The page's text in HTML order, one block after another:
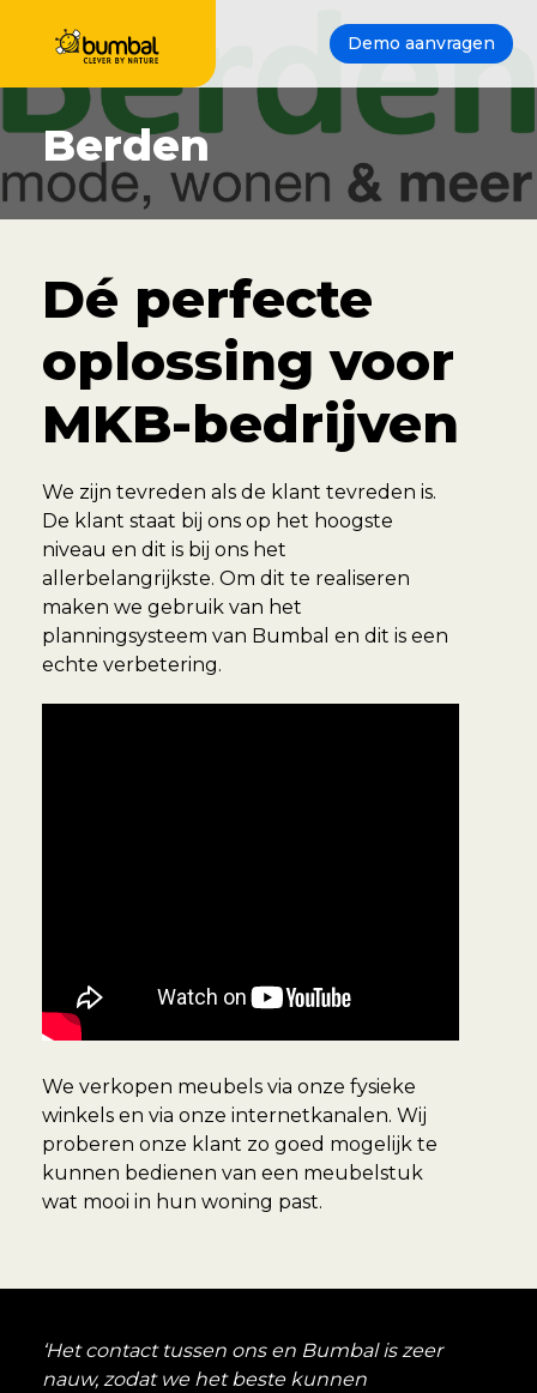
Demo aanvragen
Berden
Dé perfecte
oplossing voor
MKB-bedrijven
We zijn tevreden als de klant tevreden is.
De klant staat bij ons op het hoogste
niveau en dit is bij ons het
allerbelangrijkste. Om dit te realiseren
maken we gebruik van het
planningsysteem van Bumbal en dit is een
echte verbetering.
We verkopen meubels via onze fysieke
winkels en via onze internetkanalen. Wij
proberen onze klant zo goed mogelijk te
kunnen bedienen van een meubelstuk
wat mooi in hun woning past.
‘Het contact tussen ons en Bumbal is zeer
nauw, zodat we het beste kunnen